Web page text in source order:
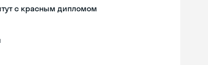
с красным дипломом